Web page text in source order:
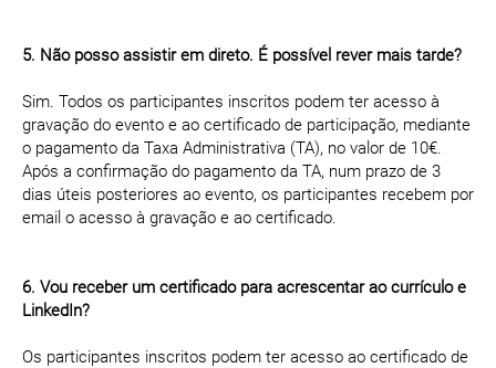
5. Não posso assistir em direto. É possível rever mais tarde?
Sim. Todos os participantes inscritos podem ter acesso à
gravação do evento e ao certificado de participação, mediante
o pagamento da Taxa Administrativa (TA), no valor de 10€.
Após a confirmação do pagamento da TA, num prazo de 3
dias úteis posteriores ao evento, os participantes recebem por
email o acesso à gravação e ao certificado.
6. Vou receber um certificado para acrescentar ao currículo e
LinkedIn?
Os participantes inscritos podem ter acesso ao certificado de